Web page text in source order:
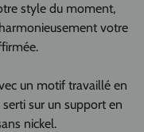
style du moment,
votre
un motif travaillé en
sur un support en
nickel.